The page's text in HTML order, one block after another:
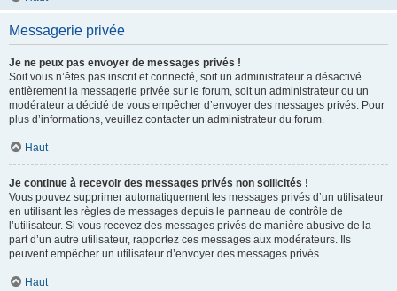
Messagerie privée
Je ne peux pas envoyer de messages privés !
Soit vous n’êtes pas inscrit et connecté, soit un administrateur a désactivé
entièrement la messagerie privée sur le forum, soit un administrateur ou un
modérateur a décidé de vous empêcher d’envoyer des messages privés. Pour
plus d’informations, veuillez contacter un administrateur du forum.
Haut
Je continue à recevoir des messages privés non sollicités !
Vous pouvez supprimer automatiquement les messages privés d’un utilisateur
en utilisant les règles de messages depuis le panneau de contrôle de
l’utilisateur. Si vous recevez des messages privés de manière abusive de la
part d’un autre utilisateur, rapportez ces messages aux modérateurs. Ils
peuvent empêcher un utilisateur d’envoyer des messages privés.
Haut